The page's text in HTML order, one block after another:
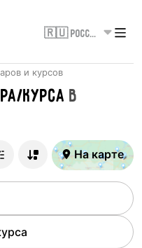
🇷🇺 Россия
и курсов
курса в
На карте